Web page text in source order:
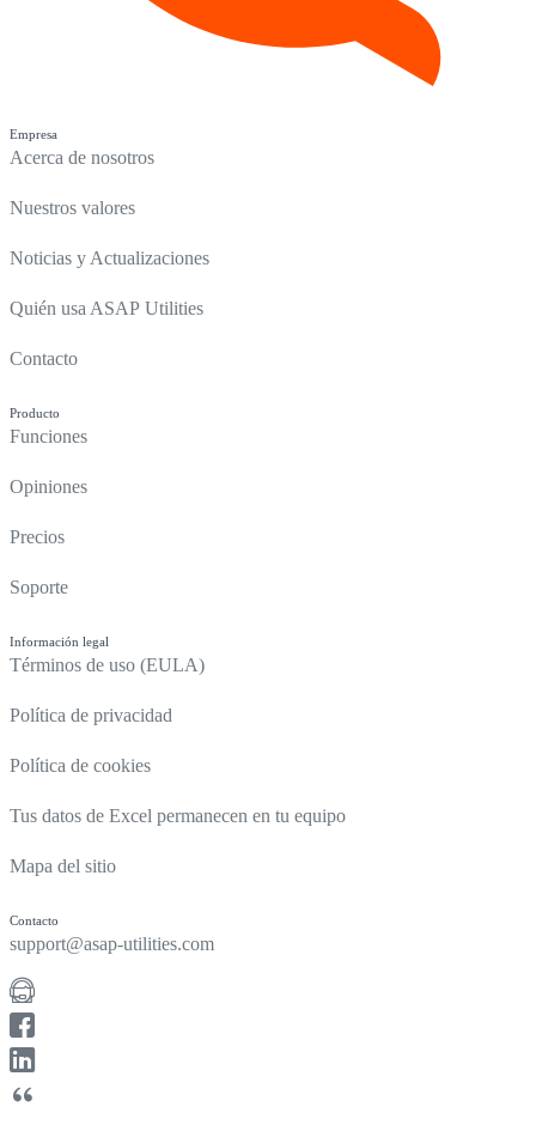
Empresa
Acerca de nosotros
Nuestros valores
Noticias y Actualizaciones
Quién usa ASAP Utilities
Contacto
Producto
Funciones
Opiniones
Precios
Soporte
Información legal
Términos de uso (EULA)
Política de privacidad
Política de cookies
Tus datos de Excel permanecen en tu equipo
Mapa del sitio
Contacto
support@asap-utilities.com